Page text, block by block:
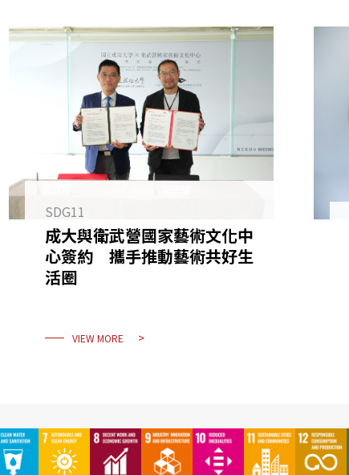
SDG11
成大與衛武營國家藝術文化中
心簽約 攜手推動藝術共好生
活圈
VIEW MORE